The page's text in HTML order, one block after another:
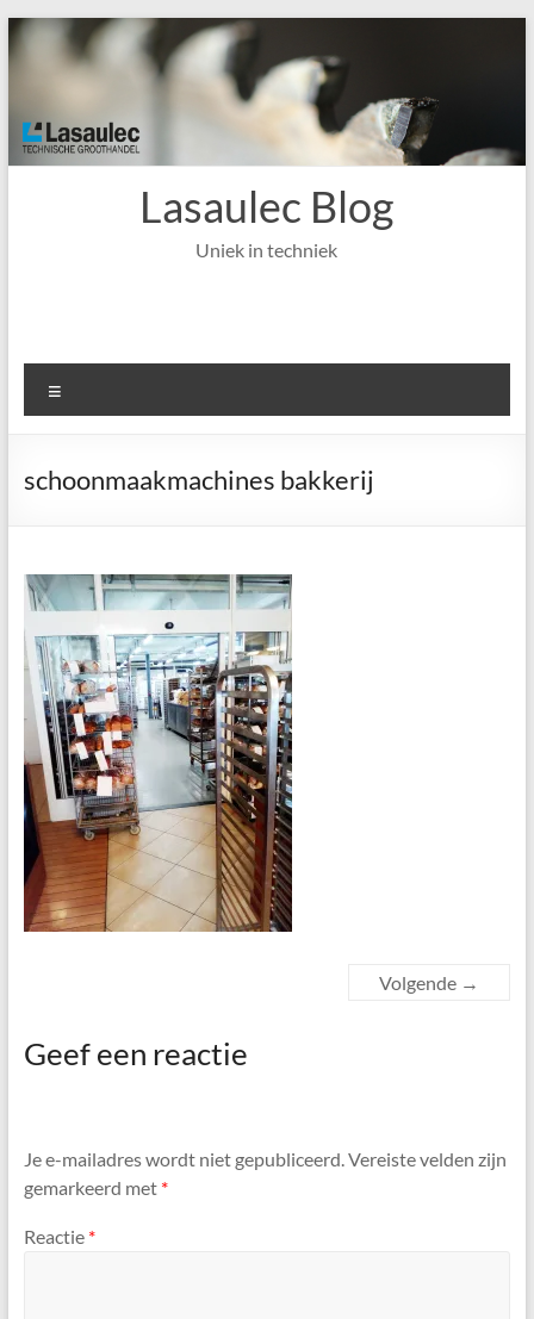
Ga
naar
Lasaulec Blog
Uniek in techniek
schoonmaakmachines bakkerij
Volgende →
Geef een reactie
Je e-mailadres wordt niet gepubliceerd. Vereiste velden zijn
gemarkeerd met *
Reactie *